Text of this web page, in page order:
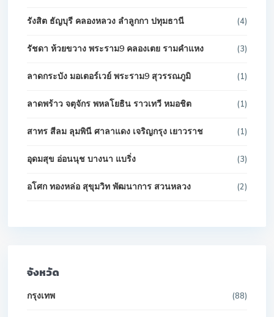
รังสิต ธัญบุรี คลองหลวง ลำลูกกา ปทุมธานี (4)
รัชดา ห้วยขวาง พระราม9 คลองเตย รามคำแหง (3)
ลาดกระบัง มอเตอร์เวย์ พระราม9 สุวรรณภูมิ (1)
ลาดพร้าว จตุจักร พหลโยธิน ราวเทวี หมอชิต (1)
สาทร สีลม ลุมพินี ศาลาแดง เจริญกรุง เยาวราช (1)
อุดมสุข อ่อนนุช บางนา แบริ่ง (3)
อโศก ทองหล่อ สุขุมวิท พัฒนาการ สวนหลวง (2)
จังหวัด
กรุงเทพ (88)